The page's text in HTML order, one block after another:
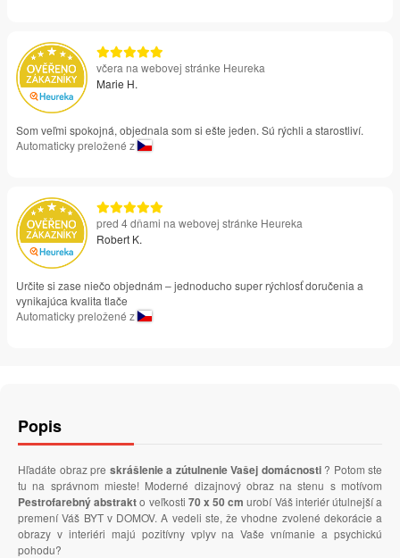
včera na webovej stránke Heureka
Marie H.
Som veľmi spokojná, objednala som si ešte jeden. Sú rýchli a starostliví.
Automaticky preložené z
pred 4 dňami na webovej stránke Heureka
Robert K.
Určite si zase niečo objednám – jednoducho super rýchlosť doručenia a
vynikajúca kvalita tlače
Automaticky preložené z
Popis
Hľadáte obraz pre skrášlenie a zútulnenie Vašej domácnosti ? Potom ste
tu na správnom mieste! Moderné dizajnový obraz na stenu s motívom
Pestrofarebný abstrakto veľkosti 70 x 50 cm urobí Váš interiér útulnejší a
premení Váš BYT v DOMOV. A vedeli ste, že vhodne zvolené dekorácie a
obrazy v interiéri majú pozitívny vplyv na Vaše vnímanie a psychickú
pohodu?